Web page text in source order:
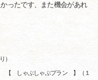
ったです、また機会があれ
）
しゃぶしゃぶプラン 】（１